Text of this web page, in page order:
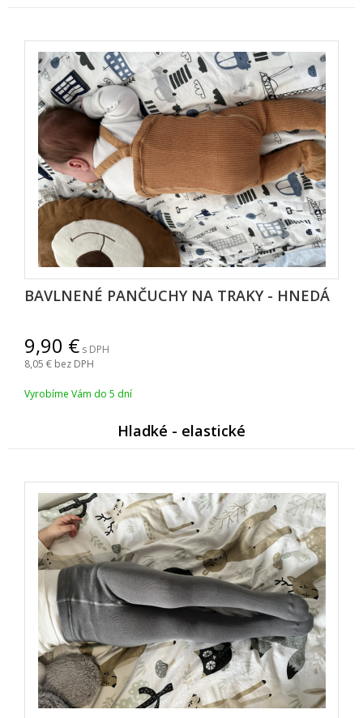
BAVLNENÉ PANČUCHY NA TRAKY - HNEDÁ
9,90
s DPH
8,05 bez DPH
Vyrobíme Vám do 5 dní
Hladké - elastické